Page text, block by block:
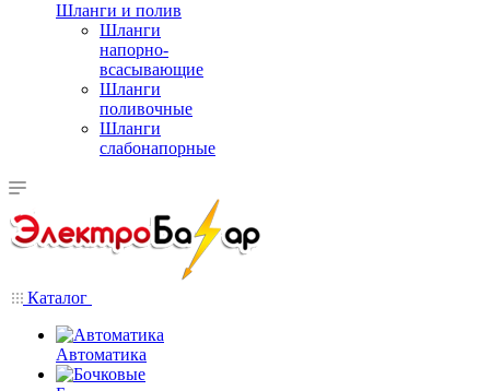
Шланги и полив
Шланги
напорно-
всасывающие
Шланги
поливочные
Шланги
слабонапорные
Каталог
Автоматика